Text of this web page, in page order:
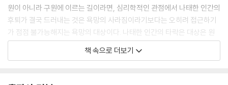
원이 아니라 구원에 이르는 길이라면, 심리학적인 관점에서 나태한 인간의
후퇴가 결국 드러내는 것은 욕망의 사라짐이라기보다는 오히려 접근하기
가 점점 불가능해지는 욕망의 대상이다. 나태한 인간의 타락은 대상은 원
하면서도 그것에 이르는 길은 원하지 않는 욕망의 타락이다. 그는 욕망하
면서도 욕망의 성취를 위한 길을 가로막는다.
책 속으로 더보기